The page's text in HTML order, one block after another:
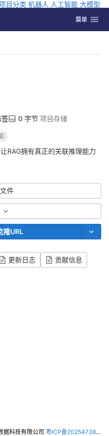
目分类 机器人 人工智能 大模型
切换导航
菜单
签 0 字节 项目存储
RAG拥有真正的关联推理能力
件
下载格式
隆URL
更新日志 贡献信息
据科技有限公司 粤ICP备2025473821号-2